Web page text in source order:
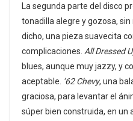
La segunda parte del disco
tonadilla alegre y gozosa,
dicho, una pieza suavecita
complicaciones. All Dressed
blues, aunque muy jazzy, y
aceptable. ’62 Chevy, una
graciosa, para levantar el
súper bien construida, en